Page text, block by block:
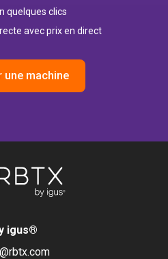
quelques clics
avec prix en direct
une machine
igus®